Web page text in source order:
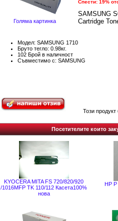
Голяма картинка
Спести: 19%
SAMSUNG
Cartridge
Модел: SAMSUNG 1710
Бруто тегло: 0.98кг.
102 Брой в наличност
Съвместимо с: SAMSUNG
Този
Посетителите които
KYOCERA MITA FS 720/820/920
/1016MFP TK 110/112 Касета100%
нова
HP P